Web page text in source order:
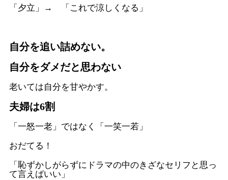
「夕立」→ 「これで涼しくなる」
自分を追い詰めない。
自分をダメだと思わない
老いては自分を甘やかす。
夫婦は6割
「一怒一老」ではなく「一笑一若」
おだてる！
「恥ずかしがらずにドラマの中のきざなセリフと思っ
て言えばいい」